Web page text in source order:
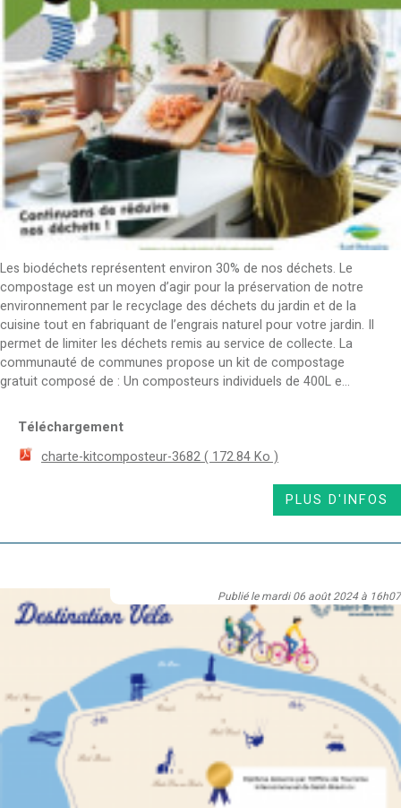
Les biodéchets représentent environ 30% de nos déchets. Le
compostage est un moyen d’agir pour la préservation de notre
environnement par le recyclage des déchets du jardin et de la
cuisine tout en fabriquant de l’engrais naturel pour votre jardin. Il
permet de limiter les déchets remis au service de collecte. La
communauté de communes propose un kit de compostage
gratuit composé de : Un composteurs individuels de 400L e...
Téléchargement
charte-kitcomposteur-3682( 172.84 Ko )
PLUS D'INFOS
Publié le mardi 06 août 2024 à 16h07